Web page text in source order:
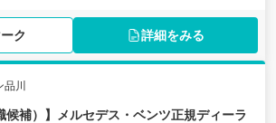
ク 詳細をみる
川
候補）】メルセデス・ベンツ正規ディーラ